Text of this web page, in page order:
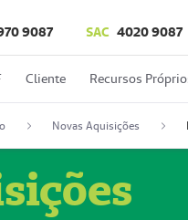
9087 SAC 4020 9087
Cliente Recursos
Novas Aquisições